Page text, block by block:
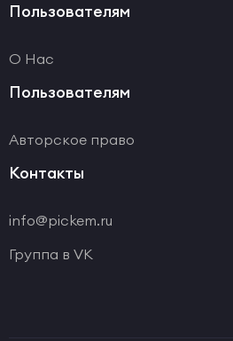
Пользователям
О Нас
Пользователям
Авторское право
Контакты
info@pickem.ru
Группа в VK